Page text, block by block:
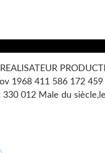
1968 411 586 172 459
012 Male du